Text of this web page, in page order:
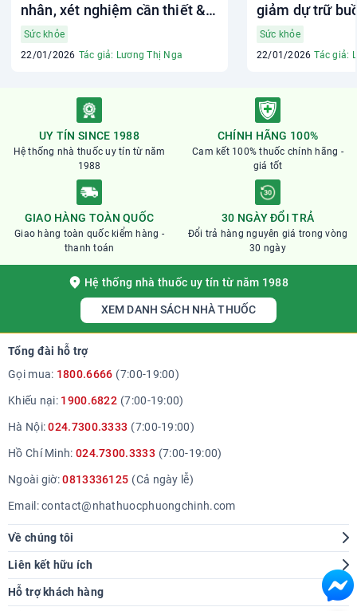
nhân, xét nghiệm cần thiết &
hướng điều trị
Sức khỏe
22/01/2026 Tác giả: Lương Thị Nga
giảm dự trữ
làm gì?
Sức khỏe
22/01/2026 Tác giả:
UY TÍN SINCE 1988
Hệ thống nhà thuốc uy tín từ năm
1988
CHÍNH HÃNG 100%
Cam kết 100% thuốc chính hãng -
giá tốt
GIAO HÀNG TOÀN QUỐC
Giao hàng toàn quốc kiểm hàng -
thanh toán
30 NGÀY ĐỔI TRẢ
Đổi trả hàng nguyên giá trong vòng
30 ngày
Hệ thống nhà thuốc uy tín từ năm 1988
XEM DANH SÁCH NHÀ THUỐC
Tổng đài hỗ trợ
Gọi mua: 1800.6666 (7:00-19:00)
Khiếu nại: 1900.6822 (7:00-19:00)
Hà Nội:024.7300.3333 (7:00-19:00)
Hồ Chí Minh: 024.7300.3333 (7:00-19:00)
Ngoài giờ:0813336125 (Cả ngày lễ)
Email:contact@nhathuocphuongchinh.com
Về chúng tôi
Giới thiệu
Hệ thống cửa hàng
Báo chí nói về chúng tôi
Liên kết hữu ích
Tra cứu bệnh
Góc sức khoẻ
Hỗ trợ khách hàng
Hướng dẫn mua hàng